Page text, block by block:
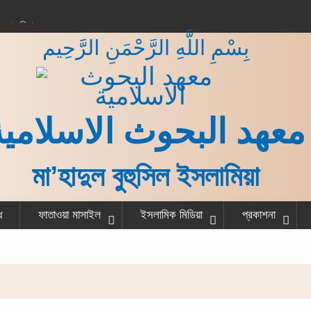
বিধান
শেষ করে একজন
গরু বর্গা দেওয়ার বিধান
بِسْمِ اللَّهِ الرَّحْمَنِ الرَّحِيم
معهد البحوث
মা’হাদুল বুহুসিল ইসলামিয়া
ফাতাওয়া মাসাইল ইসলামিক মিডিয়া প্রকাশনা